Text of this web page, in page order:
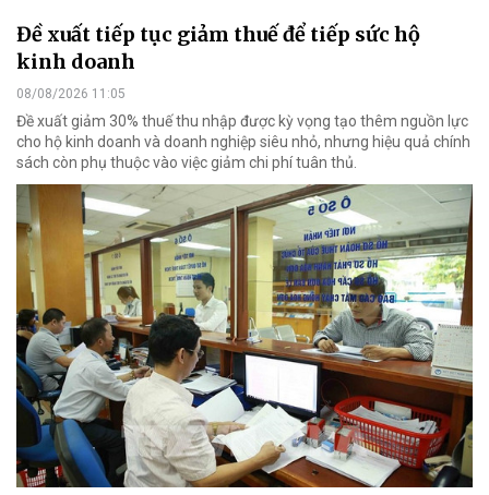
Đề xuất tiếp tục giảm thuế để tiếp sức hộ
kinh doanh
08/08/2026 11:05
Đề xuất giảm 30% thuế thu nhập được kỳ vọng tạo thêm nguồn lực
cho hộ kinh doanh và doanh nghiệp siêu nhỏ, nhưng hiệu quả chính
sách còn phụ thuộc vào việc giảm chi phí tuân thủ.